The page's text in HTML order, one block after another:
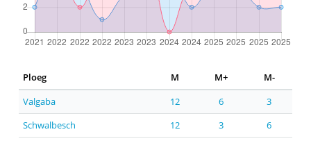
Ploeg M M+
M-
Valgaba
12 6
3
Schwalbesch
12 3 6